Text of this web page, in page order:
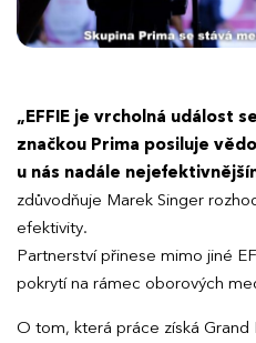
„EFFIE je vrcholná událost
značkou Prima posiluje
u nás nadále
zdůvodňuje Marek Singer
efektivity.
Partnerství přinese mimo jiné
pokrytí na rámec oborových
O tom, která práce získá